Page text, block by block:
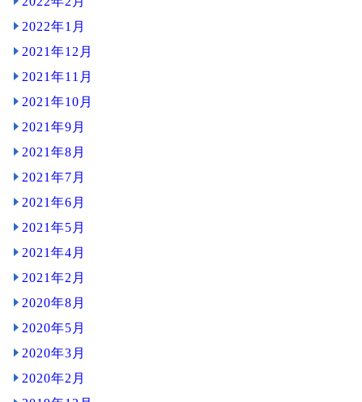
2022年1月
2021年12月
2021年11月
2021年10月
2021年9月
2021年8月
2021年7月
2021年6月
2021年5月
2021年4月
2021年2月
2020年8月
2020年5月
2020年3月
2020年2月